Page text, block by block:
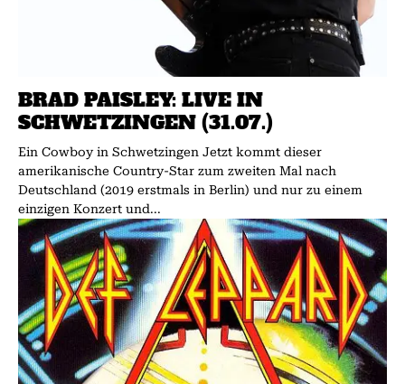
BRAD PAISLEY: LIVE IN
SCHWETZINGEN (31.07.)
Ein Cowboy in Schwetzingen Jetzt kommt dieser
amerikanische Country-Star zum zweiten Mal nach
Deutschland (2019 erstmals in Berlin) und nur zu einem
einzigen Konzert und...